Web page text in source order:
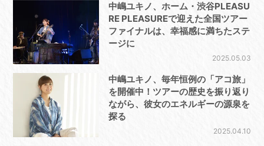
中嶋ユキノ、ホーム・渋谷PLEASU
RE PLEASUREで迎えた全国ツアー
ファイナルは、幸福感に満ちたステ
ージに
2025.05.03
中嶋ユキノ、毎年恒例の「アコ旅」
を開催中！ツアーの歴史を振り返り
ながら、彼女のエネルギーの源泉を
探る
2025.04.10